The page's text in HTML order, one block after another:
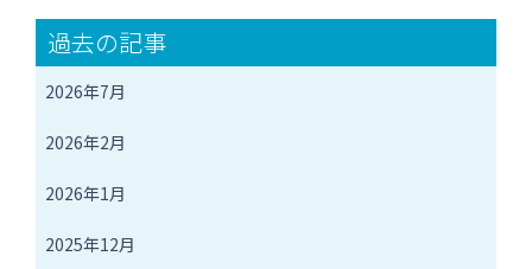
ジ
送
過去の記事
2026年7月
2026年2月
2026年1月
2025年12月